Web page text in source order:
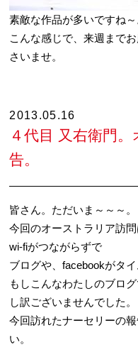
素敵な作品が多いですね～
こんな感じで、来週まで
さいませ。
2013.05.16
４代目 又右衛門
告。
皆さん。ただいま～～～。
今回のオーストラリア訪
wi-fiがつながらずで
ブログや、facebookがタ
もしこんなわたしのブロ
し訳ございませんでした。
今回訪れたナーセリーの
い。